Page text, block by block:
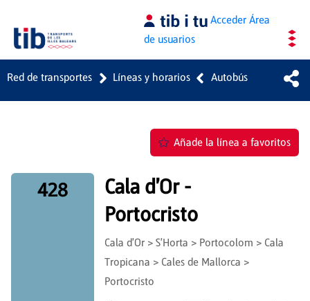
Saltar al contenido principal AccederÁrea
de usuarios
Red de transportes Líneas y horarios Autobús
Añade la línea a favoritos
428
Cala d'Or -
Portocristo
Cala d'Or > S'Horta > Portocolom > Cala
Tropicana > Cales de Mallorca >
Portocristo